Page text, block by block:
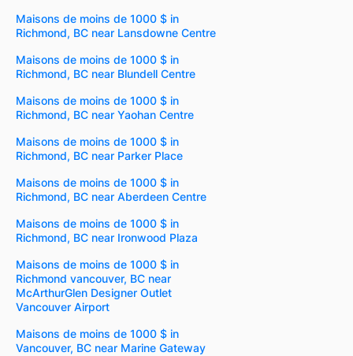
Maisons de moins de 1000 $ in
Richmond, BC near Lansdowne Centre
Maisons de moins de 1000 $ in
Richmond, BC near Blundell Centre
Maisons de moins de 1000 $ in
Richmond, BC near Yaohan Centre
Maisons de moins de 1000 $ in
Richmond, BC near Parker Place
Maisons de moins de 1000 $ in
Richmond, BC near Aberdeen Centre
Maisons de moins de 1000 $ in
Richmond, BC near Ironwood Plaza
Maisons de moins de 1000 $ in
Richmond vancouver, BC near
McArthurGlen Designer Outlet
Vancouver Airport
Maisons de moins de 1000 $ in
Vancouver, BC near Marine Gateway